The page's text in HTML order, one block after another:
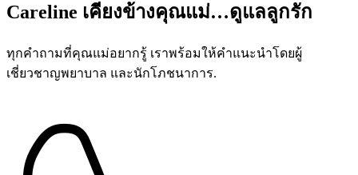
Careline เคียงข้างคุณแม่…ดูแลลูกรัก
ทุกคำถามที่คุณแม่อยากรู้ เราพร้อมให้คำแนะนำโดยผู้
เชี่ยวชาญพยาบาล และนักโภชนาการ.